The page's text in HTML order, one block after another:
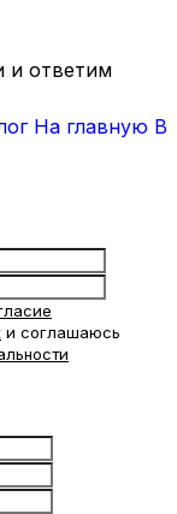
и ответим
На главную В
и соглашаюсь